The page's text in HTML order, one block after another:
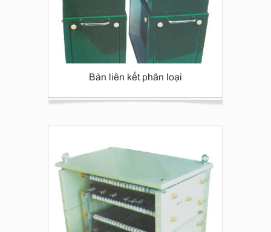
Bàn liên kết phân loại